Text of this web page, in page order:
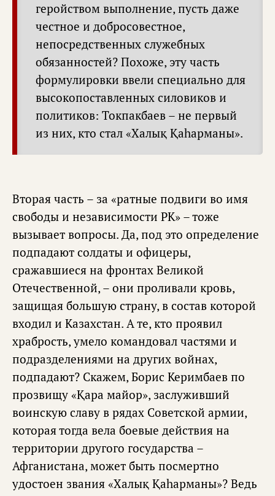
геройством выполнение, пусть даже
честное и добросовестное,
непосредственных служебных
обязанностей? Похоже, эту часть
формулировки ввели специально для
высокопоставленных силовиков и
политиков: Токпакбаев – не первый
из них, кто стал «Халық Қаһарманы».
Вторая часть – за «ратные подвиги во имя
свободы и независимости РК» – тоже
вызывает вопросы. Да, под это определение
подпадают солдаты и офицеры,
сражавшиеся на фронтах Великой
Отечественной, – они проливали кровь,
защищая большую страну, в состав которой
входил и Казахстан. А те, кто проявил
храбрость, умело командовал частями и
подразделениями на других войнах,
подпадают? Скажем, Борис Керимбаев по
прозвищу «Қара майор», заслуживший
воинскую славу в рядах Советской армии,
которая тогда вела боевые действия на
территории другого государства –
Афганистана, может быть посмертно
удостоен звания «Халық Қаһарманы»? Ведь